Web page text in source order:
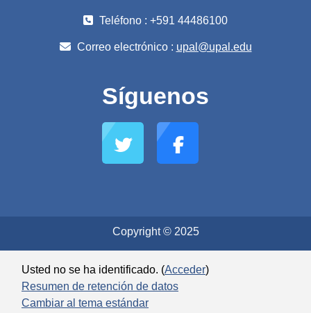
Teléfono : +591 44486100
Correo electrónico : upal@upal.edu
Síguenos
Copyright © 2025
Usted no se ha identificado. (Acceder)
Resumen de retención de datos
Cambiar al tema estándar